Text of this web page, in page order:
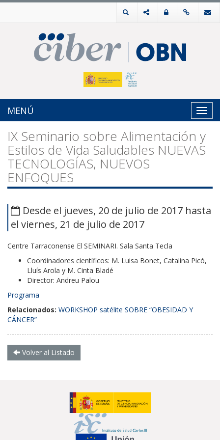
MENÚ
IX Seminario sobre Alimentación y
Estilos de Vida Saludables NUEVAS
TECNOLOGÍAS, NUEVOS
ENFOQUES
Desde el jueves, 20 de julio de 2017 hasta
el viernes, 21 de julio de 2017
Centre Tarraconense El SEMINARI. Sala Santa Tecla
Coordinadores científicos: M. Luisa Bonet, Catalina Picó,
Lluís Arola y M. Cinta Bladé
Director: Andreu Palou
Programa
Relacionados: WORKSHOP satélite SOBRE “OBESIDAD Y
CÁNCER”
Volver al Listado